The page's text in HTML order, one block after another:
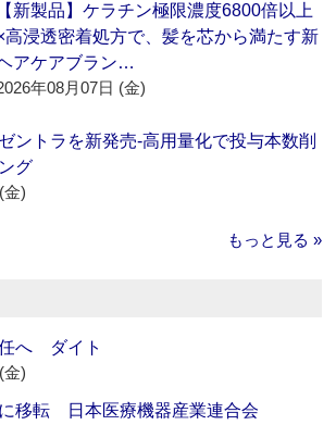
【新製品】ケラチン極限濃度6800倍以上
高浸透密着処方で、髪を芯から満たす新
アケアブラン…
年08月07日 (金)
ントラを新発売‐高用量化で投与本数削
グ
金)
もっと見る »
へ ダイト
金)
移転 日本医療機器産業連合会